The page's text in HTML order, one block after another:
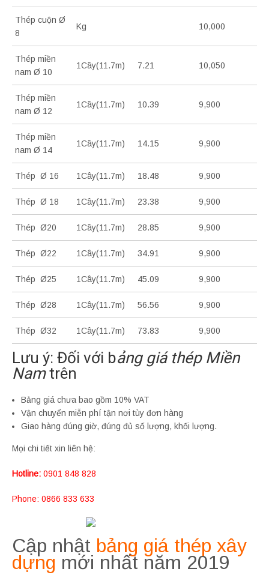
Thép cuộn Ø
8
Kg 10,000
Thép miền
nam Ø 10
1Cây(11.7m) 7.21 10,050
Thép miền
nam Ø 12
1Cây(11.7m) 10.39 9,900
Thép miền
nam Ø 14
1Cây(11.7m) 14.15 9,900
Thép Ø 16 1Cây(11.7m) 18.48 9,900
Thép Ø 18 1Cây(11.7m) 23.38 9,900
Thép Ø20 1Cây(11.7m) 28.85 9,900
Thép Ø22 1Cây(11.7m) 34.91 9,900
Thép Ø25 1Cây(11.7m) 45.09 9,900
Thép Ø28 1Cây(11.7m) 56.56 9,900
Thép Ø32 1Cây(11.7m) 73.83 9,900
Lưu ý: Đối với bảng giá thép Miền
Namtrên
Bảng giá chưa bao gồm 10% VAT
Vận chuyển miễn phí tận nơi tùy đơn hàng
Giao hàng đúng giờ, đúng đủ số lượng, khối lượng.
Mọi chi tiết xin liên hệ:
Hotline: 0901 848 828
Phone: 0866 833 633
Cập nhật bảng giá thép xây
dựng mới nhất năm 2019